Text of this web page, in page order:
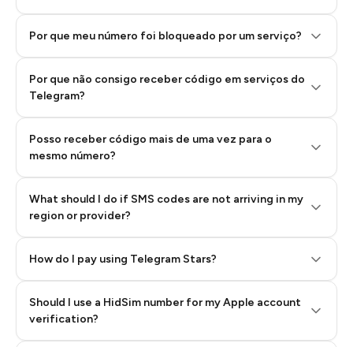
Por que meu número foi bloqueado por um serviço?
Por que não consigo receber código em serviços do
Telegram?
Posso receber código mais de uma vez para o
mesmo número?
What should I do if SMS codes are not arriving in my
region or provider?
How do I pay using Telegram Stars?
Step 3: Pay our bot with Stars
Should I use a HidSim number for my Apple account
verification?
Quality High To Low